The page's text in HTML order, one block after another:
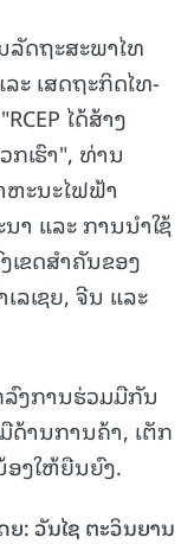
ດຖະສະພາໄທ
ະ ເສດຖະກິດໄທ-
ໄດ້ສ້າງ
ເຮົາ", ທ່ານ
ຫະນະໄຟຟ້າ
າ ແລະ ການນຳໃຊ້
ເຂດສຳຄັນຂອງ
ລເຊຍ, ຈີນ ແລະ
ລົງການຮ່ວມມືກັນ
ານການຄ້າ, ເຕັກ
ອງໃຫ້ຍືນຍົງ.
ຍ: ວັນໄຊ ຕະວິນຍານ